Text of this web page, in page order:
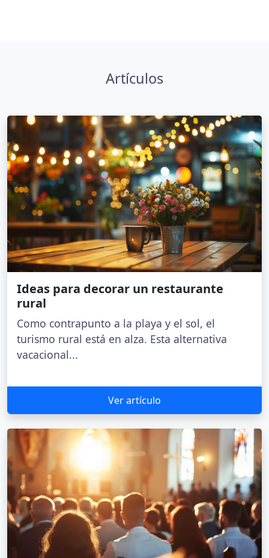
Artículos
Ideas para decorar un restaurante
rural
Como contrapunto a la playa y el sol, el
turismo rural está en alza. Esta alternativa
vacacional...
Ver artículo